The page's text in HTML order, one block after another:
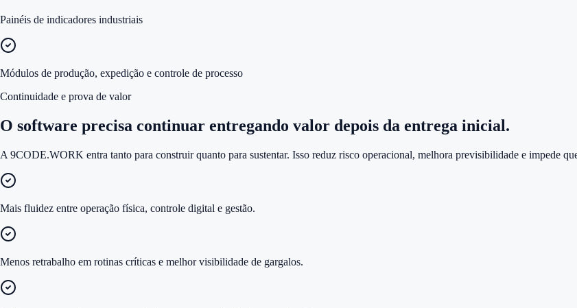
Painéis de indicadores industriais
Módulos de produção, expedição e controle de processo
Continuidade e prova de valor
O software precisa continuar entregando valor depois da entrega inicial.
A 9CODE.WORK entra tanto para construir quanto para sustentar. Isso reduz risco operacional, melhora previsibilidade e impede
Mais fluidez entre operação física, controle digital e gestão.
Menos retrabalho em rotinas críticas e melhor visibilidade de gargalos.